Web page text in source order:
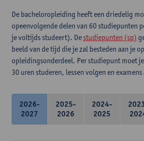
De bacheloropleiding heeft een driedelig
opeenvolgende delen van 60 studiepunten
je voltijds studeert). De studiepunten (sp)
beeld van de tijd die je zal besteden aan je
opleidingsonderdeel. Per studiepunt moet
30 uren studeren, lessen volgen en
2026-
2027
2025-
2026
2024-
2025